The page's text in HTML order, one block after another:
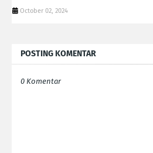
October 02, 2024
POSTING KOMENTAR
0 Komentar